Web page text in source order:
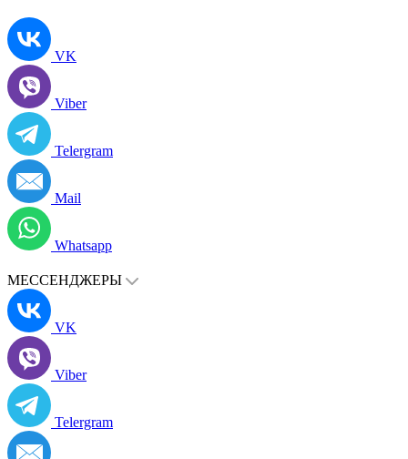
VK
Viber
Telergram
Mail
Whatsapp
МЕССЕНДЖЕРЫ
VK
Viber
Telergram